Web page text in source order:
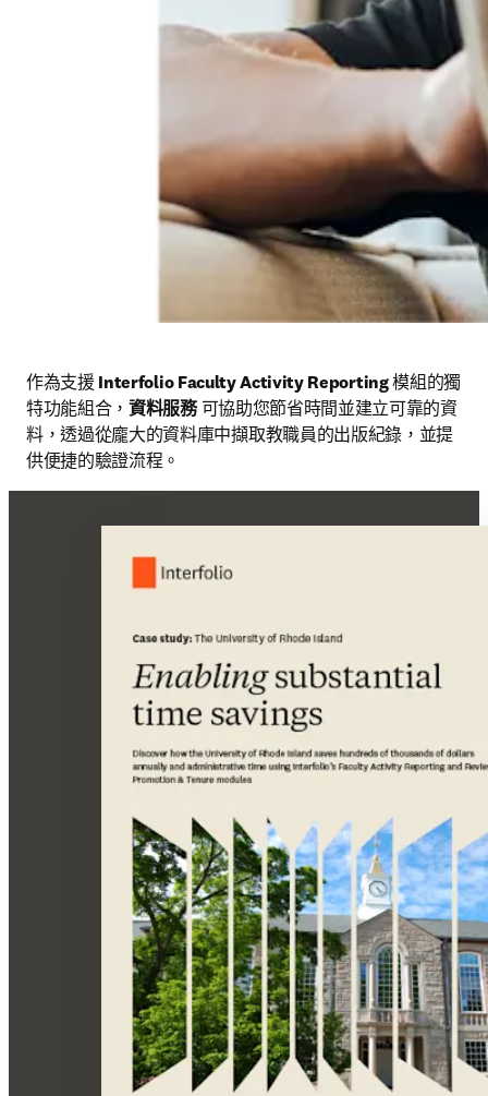
作為支援 Interfolio Faculty Activity Reporting 模組的獨
特功能組合，資料服務 可協助您節省時間並建立可靠的資
料，透過從龐大的資料庫中擷取教職員的出版紀錄，並提
供便捷的驗證流程。